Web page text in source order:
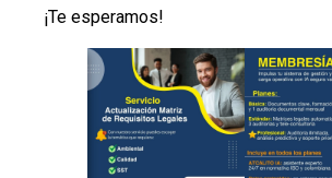
¡Te esperamos!